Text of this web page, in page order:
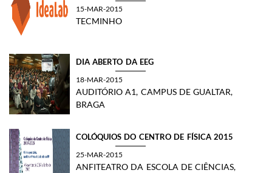
15-MAR-2015
TECMINHO
DIA ABERTO DA EEG
18-MAR-2015
AUDITÓRIO A1, CAMPUS DE GUALTAR,
BRAGA
COLÓQUIOS DO CENTRO DE FÍSICA 2015
25-MAR-2015
ANFITEATRO DA ESCOLA DE CIÊNCIAS,